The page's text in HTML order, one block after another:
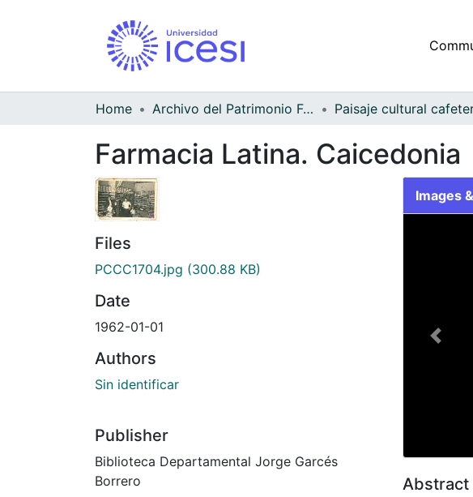
Home Archivo del Patrimonio Fotográfico y Fílmico del Valle del Cauca Paisaje cultural
Farmacia Latina. Caicedonia
Files
PCCC1704.jpg (300.88 KB)
Date
1962-01-01
Authors
Sin identificar
Publisher
Biblioteca Departamental Jorge Garcés
Borrero
Images
Abstract